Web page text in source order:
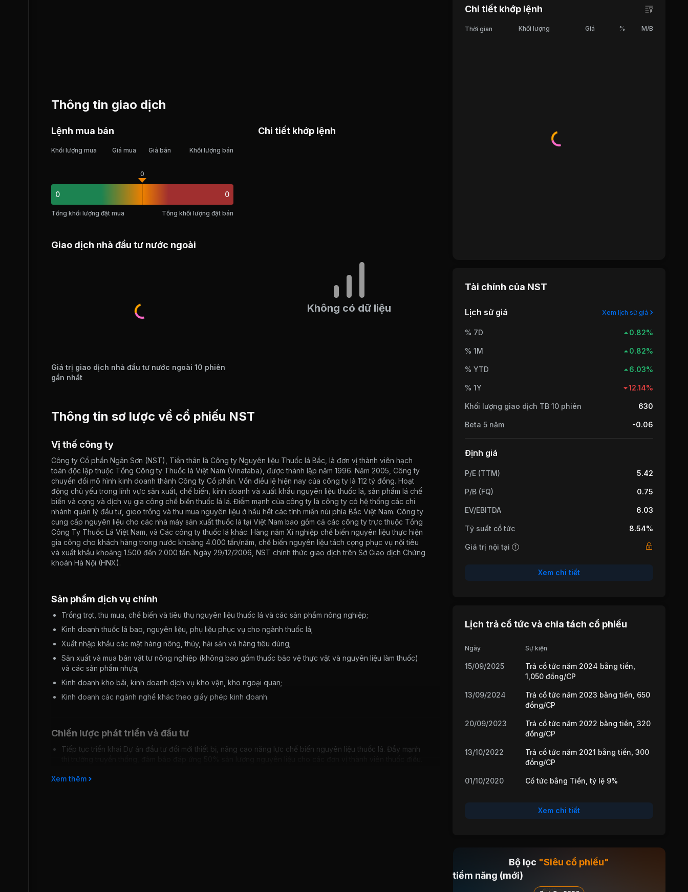
Thông tin giao dịch
Lệnh mua bán
Khối lượng mua Giá mua Giá bán Khối lượng bán
0
0
0
Tổng khối lượng đặt mua Tổng khối lượng đặt bán
Giao dịch nhà đầu tư nước ngoài
Giá trị giao dịch nhà đầu tư nước ngoài 10 phiên
gần nhất
Chi tiết khớp lệnh
Không có dữ liệu
Thông tin sơ lược về cổ phiếu NST
Vị thế công ty
Công ty Cổ phần Ngân Sơn (NST), Tiền thân là Công ty Nguyên liệu Thuốc lá Bắc, là đơn vị thành viên hạch
toán độc lập thuộc Tổng Công ty Thuốc lá Việt Nam (Vinataba), được thành lập năm 1996. Năm 2005, Công ty
chuyển đổi mô hình kinh doanh thành Công ty Cổ phần. Vốn điều lệ hiện nay của công ty là 112 tỷ đồng. Hoạt
động chủ yếu trong lĩnh vực sản xuất, chế biến, kinh doanh và xuất khẩu nguyên liệu thuốc lá, sản phẩm lá chế
biến và cọng và dịch vụ gia công chế biến thuốc lá lá. Điểm mạnh của công ty là công ty có hệ thống các chi
nhánh quản lý đầu tư, gieo trồng và thu mua nguyên liệu ở hầu hết các tỉnh miền núi phía Bắc Việt Nam. Công ty
cung cấp nguyên liệu cho các nhà máy sản xuất thuốc lá tại Việt Nam bao gồm cả các công ty trực thuộc Tổng
Công Ty Thuốc Lá Việt Nam, và Các công ty thuốc lá khác. Hàng năm Xí nghiệp chế biến nguyên liệu thực hiện
gia công cho khách hàng trong nước khoảng 4.000 tấn/năm, chế biến nguyên liệu tách cọng phục vụ nội tiêu
và xuất khẩu khoảng 1.500 đến 2.000 tấn. Ngày 29/12/2006, NST chính thức giao dịch trên Sở Giao dịch Chứng
khoán Hà Nội (HNX).
Sản phẩm dịch vụ chính
Trồng trọt, thu mua, chế biến và tiêu thụ nguyên liệu thuốc lá và các sản phẩm nông nghiệp;
Kinh doanh thuốc lá bao, nguyên liệu, phụ liệu phục vụ cho ngành thuốc lá;
Xuất nhập khẩu các mặt hàng nông, thủy, hải sản và hàng tiêu dùng;
Sản xuất và mua bán vật tư nông nghiệp (không bao gồm thuốc bảo vệ thực vật và nguyên liệu làm thuốc)
và các sản phẩm nhựa;
Kinh doanh kho bãi, kinh doanh dịch vụ kho vận, kho ngoại quan;
Kinh doanh các ngành nghề khác theo giấy phép kinh doanh.
Chiến lược phát triển và đầu tư
Tiếp tục triển khai Dự án đầu tư đổi mới thiết bị, nâng cao năng lực chế biến nguyên liệu thuốc lá. Đẩy mạnh
Phát huy tối đa sử dụng các nguồn lực, cơ sở vật chất để tăng hiệu quả sản xuất, khai thác tìm kiếm các
Xem thêm
Chi tiết khớp lệnh
Thời gian Khối lượng Giá % M/B
Tài chính của NST
Lịch sử giá Xem lịch sử giá
% 7D 0.82%
% 1M 0.82%
% YTD 6.03%
% 1Y 12.14%
Khối lượng giao dịch TB 10 phiên 630
Beta 5 năm -0.06
Định giá
P/E (TTM) 5.42
P/B (FQ) 0.75
EV/EBITDA 6.03
Tỷ suất cổ tức 8.54%
Giá trị nội tại
Xem chi tiết
Lịch trả cổ tức và chia tách cổ phiếu
Ngày Sự kiện
15/09/2025
Trả cổ tức năm 2024 bằng tiền,
1,050 đồng/CP
13/09/2024
Trả cổ tức năm 2023 bằng tiền, 650
đồng/CP
20/09/2023
Trả cổ tức năm 2022 bằng tiền, 320
đồng/CP
13/10/2022
Trả cổ tức năm 2021 bằng tiền, 300
đồng/CP
01/10/2020 Cổ tức bằng Tiền, tỷ lệ 9%
Cổ tức bằng Tiền, tỷ lệ 10%
03/12/2014
Xem chi tiết
Bộ lọc "Siêu cổ phiếu"
tiềm năng (mới)